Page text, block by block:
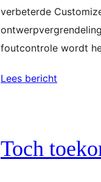
verbeterde
foutcontrole wordt
Lees bericht
Toch